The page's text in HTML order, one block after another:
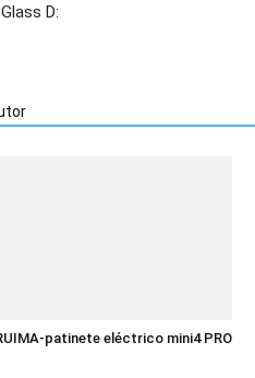
D:
patinete eléctrico mini4 PRO